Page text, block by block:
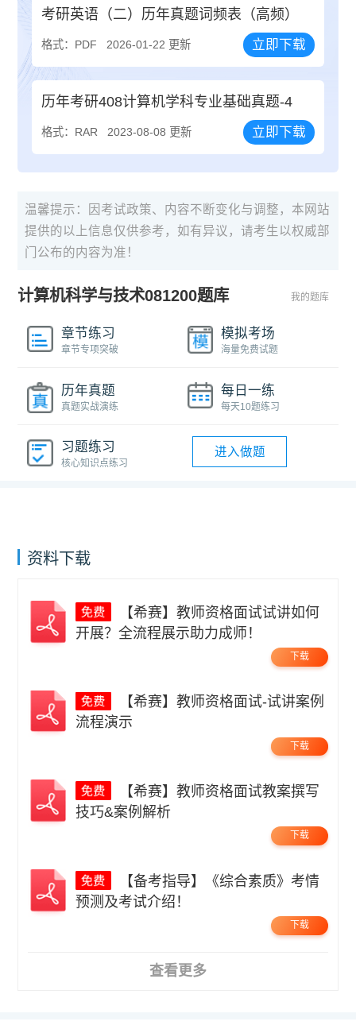
考研英语（二）历年真题词频表（高频）
格式：PDF 2026-01-22 更新 立即下载
历年考研408计算机学科专业基础真题-4
格式：RAR 2023-08-08 更新 立即下载
温馨提示：因考试政策、内容不断变化与调整，本网站
提供的以上信息仅供参考，如有异议，请考生以权威部
门公布的内容为准！
计算机科学与技术081200题库 我的题库
章节练习
章节专项突破
模拟考场
海量免费试题
历年真题
真题实战演练
每日一练
每天10题练习
习题练习
核心知识点练习
进入做题
资料下载
开展？全流程展示助力成师！
下载
流程演示
下载
技巧&案例解析
下载
预测及考试介绍！
下载
查看更多